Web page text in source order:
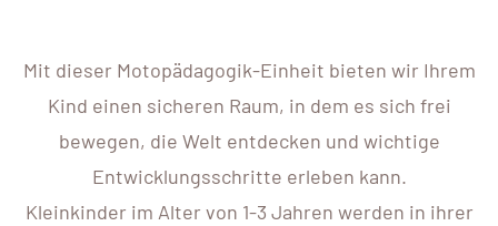
Mit dieser Motopädagogik-Einheit bieten wir Ihrem
Kind einen sicheren Raum, in dem es sich frei
bewegen, die Welt entdecken und wichtige
Entwicklungsschritte erleben kann.
Kleinkinder im Alter von 1-3 Jahren werden in ihrer